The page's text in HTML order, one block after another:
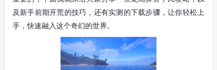
及新手前期开荒的技巧，还有实测的下载步骤，让你轻松上
手，快速融入这个奇幻的世界。